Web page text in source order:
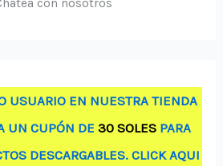
con nosotros
USUARIO EN NUESTRA TIENDA
UN CUPÓN DE 30 SOLES PARA
DESCARGABLES. CLICK AQUI